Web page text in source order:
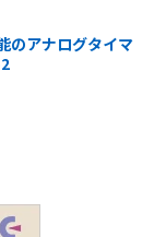
のアナログタイマ